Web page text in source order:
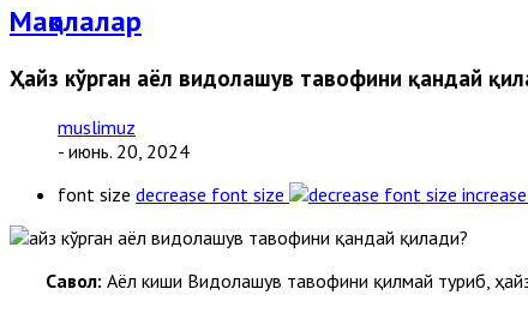
Мақолалар
Ҳайз кўрган аёл видолашув тавофини қандай
muslimuz
- июнь. 20, 2024
font size decrease font size
Cавол: Аёл киши Видолашув тавофини қилмай туриб,